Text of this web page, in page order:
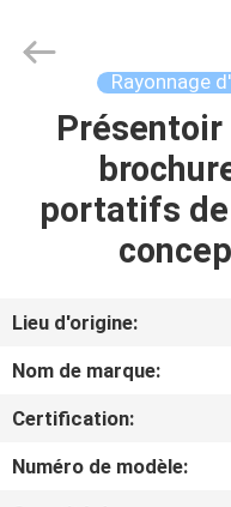
MAISON
PRODUITS
AU
DE
NOUS
Display
Shelves
Rayonnage
Présentoir
portatifs
Lieu d'origine:
Nom de marque:
Certification:
Numéro de modèle: